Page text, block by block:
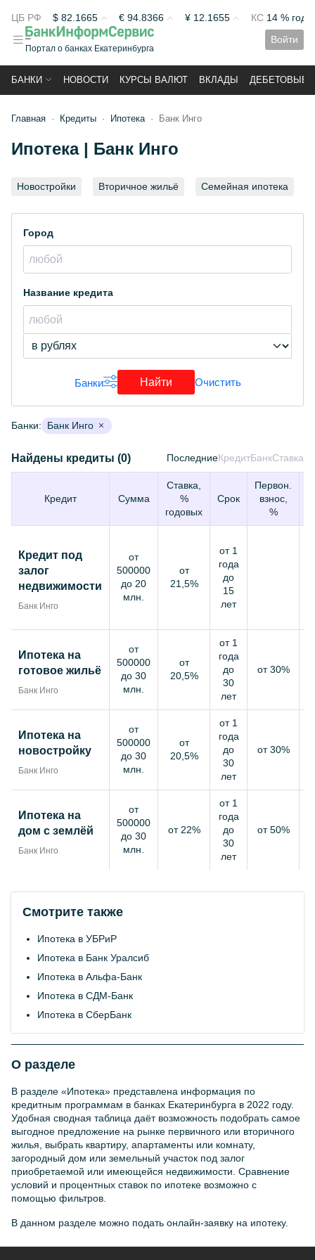
Портал о банках Екатеринбурга
ЦБ РФ $ 82.1665 € 94.8366 ¥ 12.1655 КС 14 % год
Войти
БАНКИ НОВОСТИ КУРСЫ ВАЛЮТ ВКЛАДЫ ДЕБЕТОВЫЕ
Главная Кредиты Ипотека Банк Инго
Ипотека | Банк Инго
Новостройки Вторичное жильё Семейная ипотека
Город
Название кредита
Банки Найти Очистить
Банки: Банк Инго
Найдены кредиты (0) ПоследниеКредитБанкСтавка
Кредит Сумма
Ставка,
%
годовых
Срок
Первон.
взнос,
%
Кредит под
залог
недвижимости
Банк Инго
от
500000
до 20
млн.
от
21,5%
от 1
года
до
15
лет
Ипотека на
готовое жильё
Банк Инго
от
500000
до 30
млн.
от
20,5%
от 1
года
до
30
лет
от 30%
Ипотека на
новостройку
Банк Инго
от
500000
до 30
млн.
от
20,5%
от 1
года
до
30
лет
от 30%
Ипотека на
дом с землёй
Банк Инго
от
500000
до 30
млн.
от 22%
от 1
года
до
30
лет
от 50%
Смотрите также
Ипотека в УБРиР
Ипотека в Банк Уралсиб
Ипотека в Альфа-Банк
Ипотека в СДМ-Банк
Ипотека в СберБанк
О разделе
В разделе «Ипотека» представлена информация по
кредитным программам в банках Екатеринбурга в 2022 году.
Удобная сводная таблица даёт возможность подобрать самое
выгодное предложение на рынке первичного или вторичного
жилья, выбрать квартиру, апартаменты или комнату,
загородный дом или земельный участок под залог
приобретаемой или имеющейся недвижимости. Сравнение
условий и процентных ставок по ипотеке возможно с
помощью фильтров.
В данном разделе можно подать онлайн-заявку на ипотеку.